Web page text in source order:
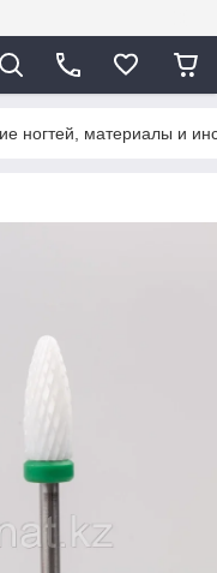
ногтей, материалы и